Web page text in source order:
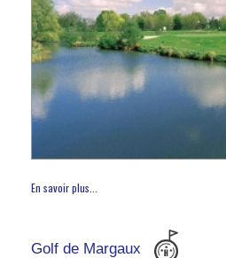
En savoir plus...
Golf de Margaux